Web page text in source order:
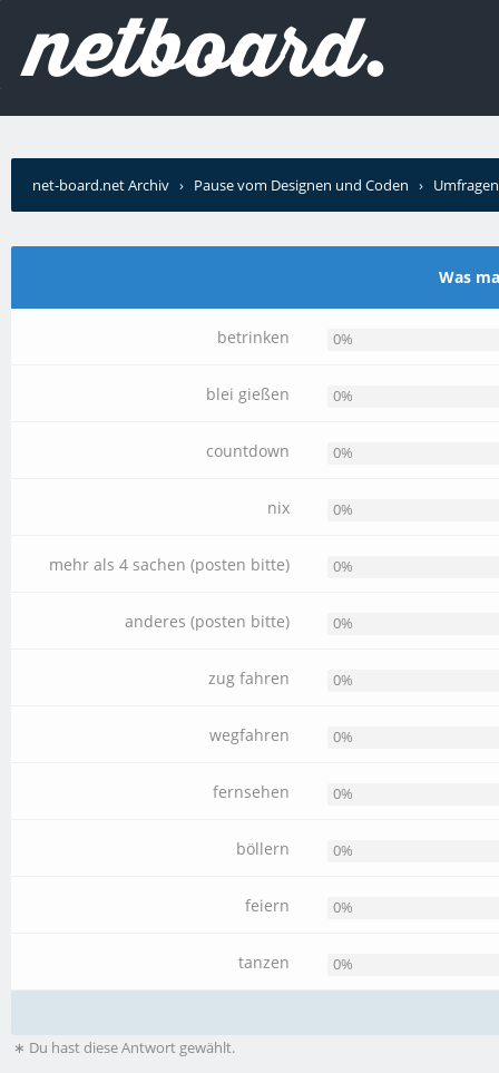
net-board.net Archiv › Pause vom Designen und Coden › Umfragen
Was
betrinken 0%
blei gießen 0%
countdown 0%
nix 0%
mehr als 4 sachen (posten bitte) 0%
anderes (posten bitte) 0%
zug fahren 0%
wegfahren 0%
fernsehen 0%
böllern 0%
feiern 0%
tanzen 0%
∗ Du hast diese Antwort gewählt.